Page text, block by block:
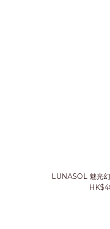
LUNASOL 魅光